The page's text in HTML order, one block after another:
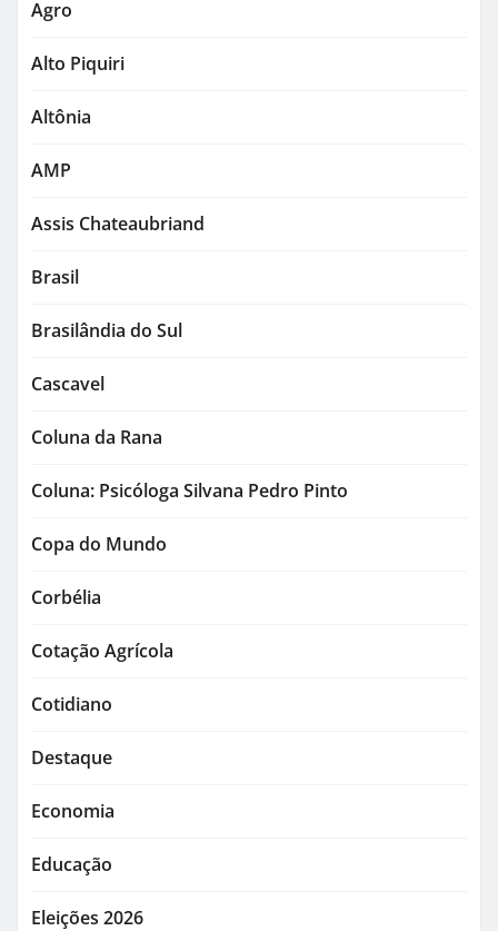
Agro
Alto Piquiri
Altônia
AMP
Assis Chateaubriand
Brasil
Brasilândia do Sul
Cascavel
Coluna da Rana
Coluna: Psicóloga Silvana Pedro Pinto
Copa do Mundo
Corbélia
Cotação Agrícola
Cotidiano
Destaque
Economia
Educação
Eleições 2026